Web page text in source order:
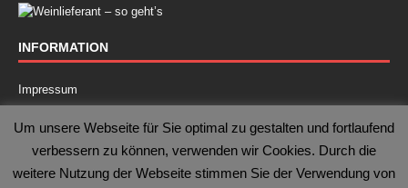
INFORMATION
Impressum
Kontakt
Um unsere Webseite für Sie optimal zu gestalten und fortlaufend
verbessern zu können, verwenden wir Cookies. Durch die
weitere Nutzung der Webseite stimmen Sie der Verwendung von